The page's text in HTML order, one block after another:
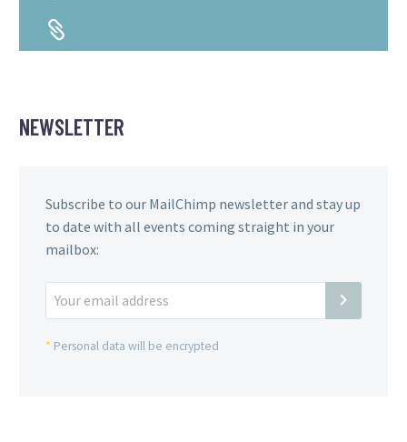


NEWSLETTER
Subscribe to our MailChimp newsletter and stay up
to date with all events coming straight in your
mailbox:
* Personal data will be encrypted